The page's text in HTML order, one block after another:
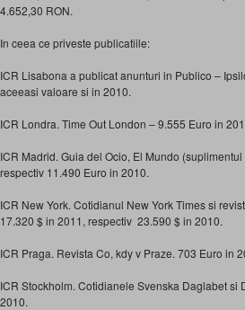
4.652,30 RON.
In ceea ce priveste publicatiile:
ICR Lisabona a publicat anunturi in Publico –
aceeasi valoare si in 2010.
ICR Londra. Time Out London – 9.555 Euro in
ICR Madrid. Guia del Ocio, El Mundo
respectiv 11.490 Euro in 2010.
ICR New York. Cotidianul New York Times si
17.320 $ in 2011, respectiv 23.590 $ in 2010.
ICR Praga. Revista Co, kdy v Praze. 703 Euro in
ICR Stockholm. Cotidianele Svenska Daglabet
2010.